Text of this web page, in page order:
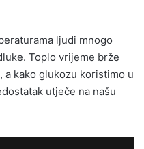
ljudi mnogo
Toplo vrijeme brže
kako glukozu koristimo u
utječe na našu